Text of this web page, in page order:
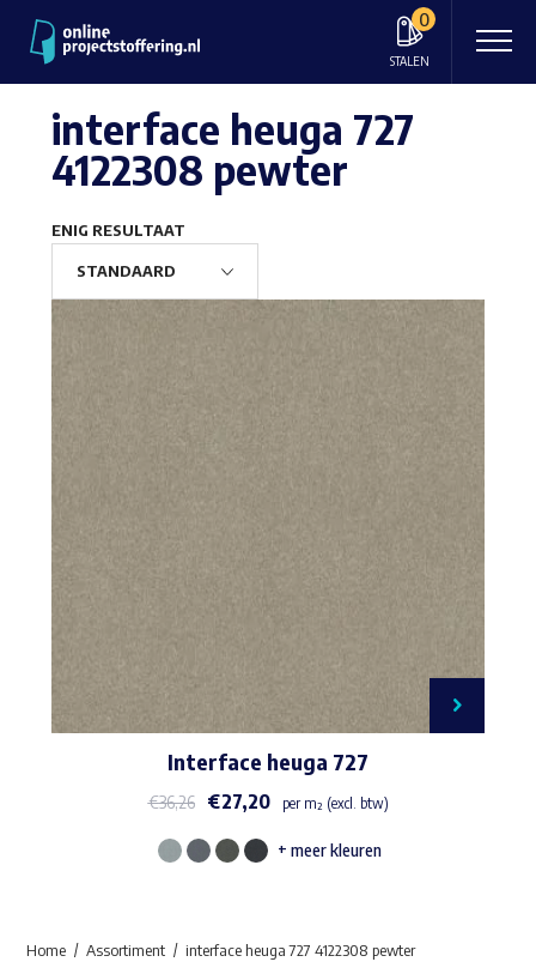
0
STALEN
interface heuga 727
4122308 pewter
ENIG RESULTAAT
Interface heuga 727
€36,26 €27,20 per m² (excl. btw)
Dit
meerdere
+ meer kleuren
Home Assortiment interface heuga 727 4122308 pewter